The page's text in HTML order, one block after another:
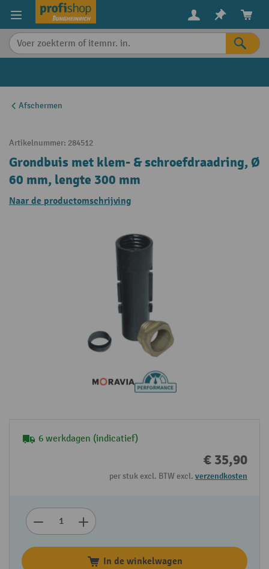
content
Afschermen
Artikelnummer: 284512
Grondbuis met klem- & schroefdraadring, Ø
60 mm, lengte 300 mm
Naar de productomschrijving
6 werkdagen (indicatief)
€ 35,90
per stuk excl. BTW excl. verzendkosten
In de winkelwagen